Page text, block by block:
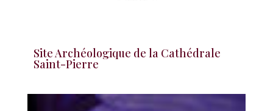
Site Archéologique de la Cathédrale
Saint-Pierre